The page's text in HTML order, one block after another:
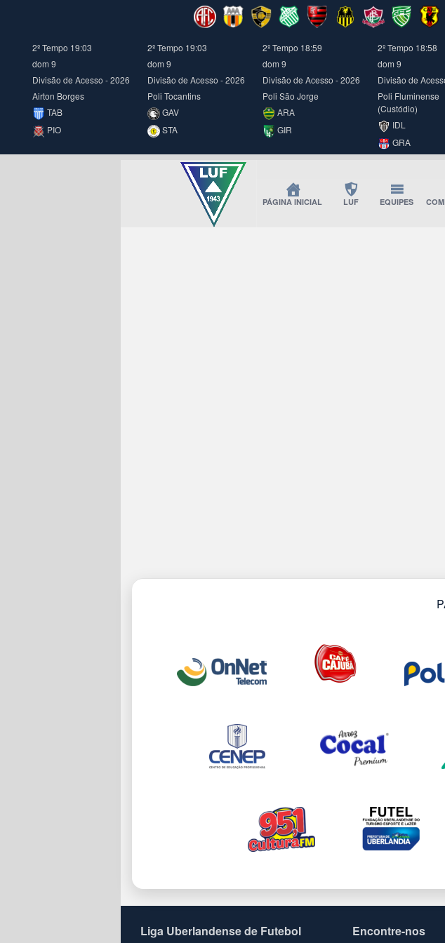
2º Tempo 19:04
dom 9
Divisão de Acesso - 2026
Airton Borges
TAB
PIO
2º Tempo 19:04
dom 9
Divisão de Acesso - 2026
Poli Tocantins
GAV
STA
2º Tempo 19:00
dom 9
Divisão de Acesso - 2026
Poli São Jorge
ARA
GIR
2º Tempo 18:59
dom 9
Divisão de
Poli Fluminense
(Custódio)
IDL
GRA
PÁGINA INICIAL LUF EQUIPES
Liga Uberlandense de Futebol Encontre-nos